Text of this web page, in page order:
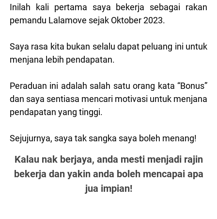
Inilah kali pertama saya bekerja sebagai rakan
pemandu Lalamove sejak Oktober 2023.
Saya rasa kita bukan selalu dapat peluang ini untuk
menjana lebih pendapatan.
Peraduan ini adalah salah satu orang kata “Bonus”
dan saya sentiasa mencari motivasi untuk menjana
pendapatan yang tinggi.
Sejujurnya, saya tak sangka saya boleh menang!
Kalau nak berjaya, anda mesti menjadi rajin
bekerja dan yakin anda boleh mencapai apa
jua impian!